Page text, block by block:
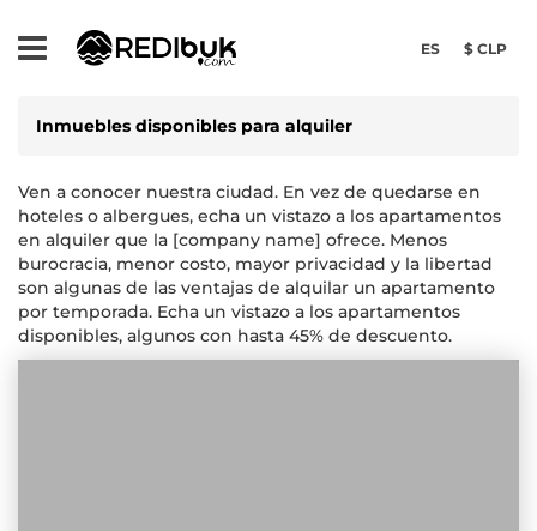
ES $ CLP
Inmuebles disponibles para alquiler
Ven a conocer nuestra ciudad. En vez de quedarse en
hoteles o albergues, echa un vistazo a los apartamentos
en alquiler que la [company name] ofrece. Menos
burocracia, menor costo, mayor privacidad y la libertad
son algunas de las ventajas de alquilar un apartamento
por temporada. Echa un vistazo a los apartamentos
disponibles, algunos con hasta 45% de descuento.